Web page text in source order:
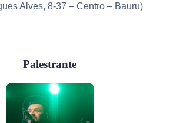
Alves, 8-37 – Centro – Bauru)
Palestrante